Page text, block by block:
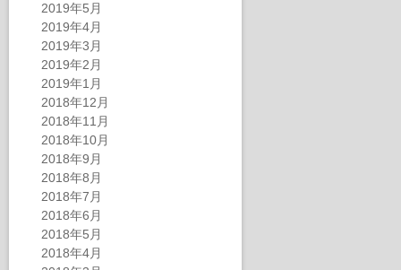
2019年5月
2019年4月
2019年3月
2019年2月
2019年1月
2018年12月
2018年11月
2018年10月
2018年9月
2018年8月
2018年7月
2018年6月
2018年5月
2018年4月